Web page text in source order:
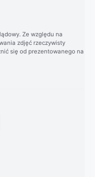
Ze względu na
zdjęć rzeczywisty
się od prezentowanego na